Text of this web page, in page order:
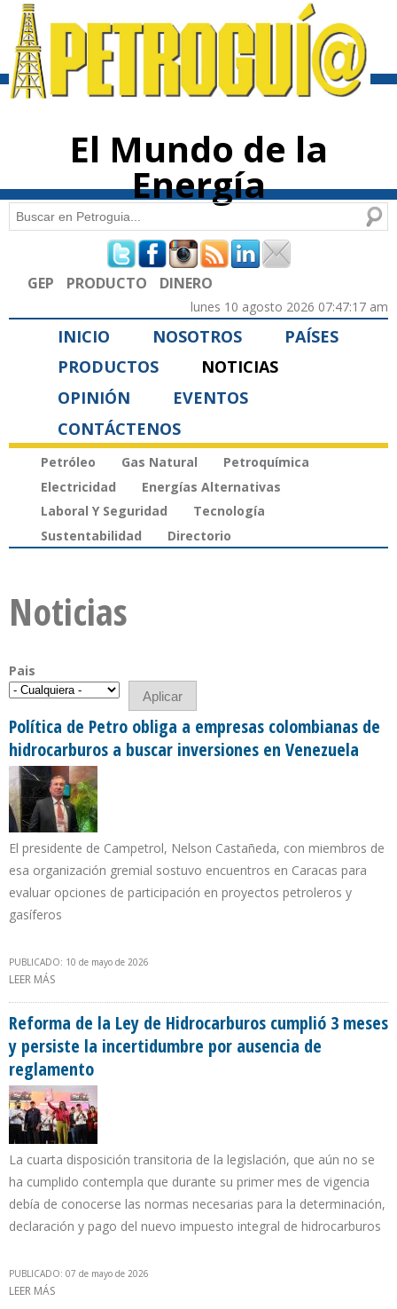
contenido
El Mundo de la
Energía
Formulario de búsqueda
Buscar
GEP PRODUCTO DINERO
lunes 10 agosto 2026 07:47:17 am
INICIO NOSOTROS
PAÍSES
PRODUCTOS
NOTICIAS
OPINIÓN
EVENTOS
CONTÁCTENOS
Petróleo Gas Natural
Petroquímica
Electricidad
Energías Alternativas
Laboral Y Seguridad
Tecnología
Sustentabilidad
Directorio
Noticias
Pais
Política de Petro obliga a empresas colombianas de
hidrocarburos a buscar inversiones en Venezuela
El presidente de Campetrol, Nelson Castañeda, con miembros de
esa organización gremial sostuvo encuentros en Caracas para
evaluar opciones de participación en proyectos petroleros y
gasíferos
PUBLICADO: 10 de mayo de 2026
LEER MÁS
Reforma de la Ley de Hidrocarburos cumplió 3 meses
y persiste la incertidumbre por ausencia de
reglamento
La cuarta disposición transitoria de la legislación, que aún no se
ha cumplido contempla que durante su primer mes de vigencia
debía de conocerse las normas necesarias para la determinación,
declaración y pago del nuevo impuesto integral de hidrocarburos
PUBLICADO: 07 de mayo de 2026
LEER MÁS